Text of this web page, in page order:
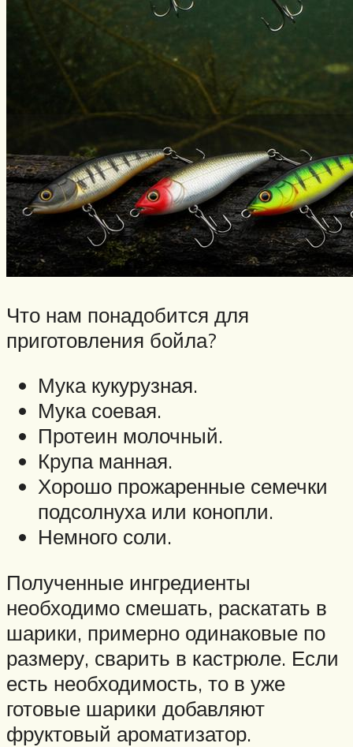
Что нам понадобится для
приготовления бойла?
Мука кукурузная.
Мука соевая.
Протеин молочный.
Крупа манная.
Хорошо прожаренные семечки
подсолнуха или конопли.
Немного соли.
Полученные ингредиенты
необходимо смешать, раскатать в
шарики, примерно одинаковые по
размеру, сварить в кастрюле. Если
есть необходимость, то в уже
готовые шарики добавляют
фруктовый ароматизатор.